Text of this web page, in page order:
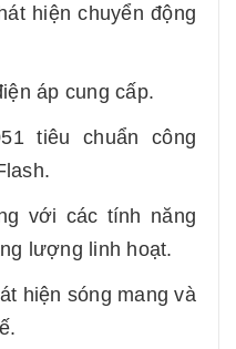
hiện chuyển động
áp cung cấp.
tiêu chuẩn công
với các tính năng
lượng linh hoạt.
hiện sóng mang và